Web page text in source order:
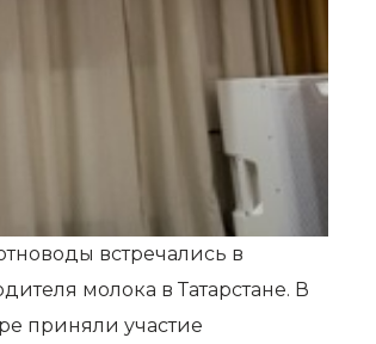
встречались в
молока в Татарстане. В
приняли участие